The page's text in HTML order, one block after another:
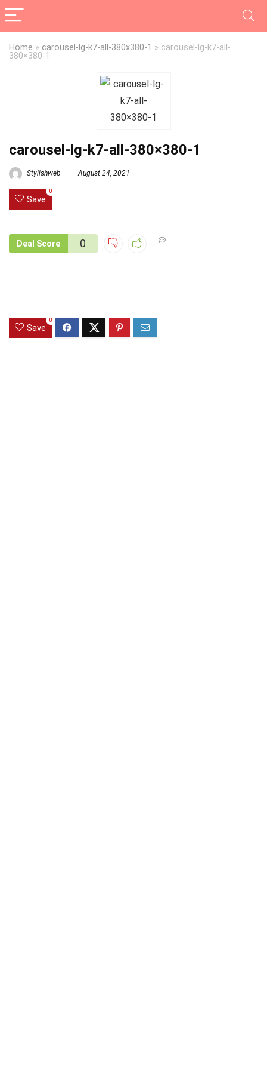
Home » carousel-lg-k7-all-380x380-1 » carousel-lg-k7-all-
380×380-1
carousel-lg-k7-all-380×380-1
Stylishweb August 24, 2021
Save
0
Deal Score 0
Save
0